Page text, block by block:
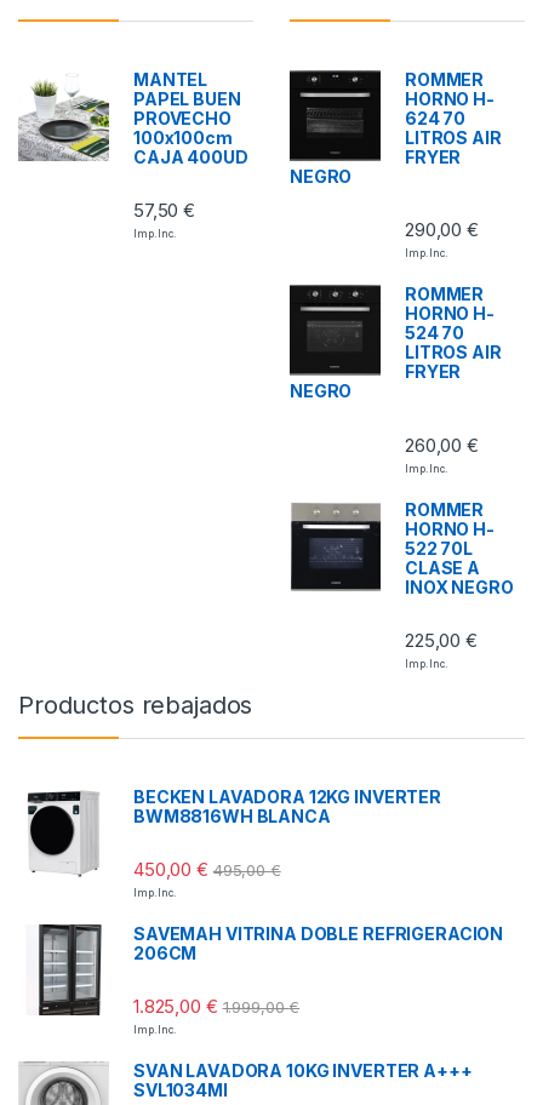
MANTEL
PAPEL BUEN
PROVECHO
100x100cm
CAJA 400UD
57,50€
Imp. Inc.
ROMMER
HORNO H-
624 70
LITROS AIR
FRYER
NEGRO
290,00€
Imp. Inc.
ROMMER
HORNO H-
524 70
LITROS AIR
FRYER
NEGRO
260,00€
Imp. Inc.
ROMMER
HORNO H-
522 70L
CLASE A
INOX NEGRO
225,00€
Imp. Inc.
Productos rebajados
BECKEN LAVADORA 12KG INVERTER
BWM8816WH BLANCA
450,00€ 495,00€
Imp. Inc.
SAVEMAH VITRINA DOBLE REFRIGERACION
206CM
1.825,00 € 1.999,00€
Imp. Inc.
SVAN LAVADORA 10KG INVERTER A+++
SVL1034MI